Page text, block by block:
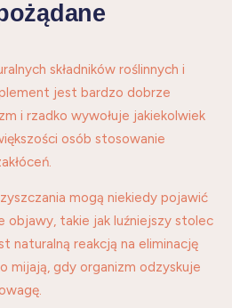
składników roślinnych i
jest bardzo dobrze
i rzadko wywołuje jakiekolwiek
osób stosowanie
mogą niekiedy pojawić
objawy, takie jak luźniejszy stolec
naturalną reakcją na eliminację
mijają, gdy organizm odzyskuje